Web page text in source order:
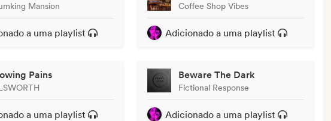
Mansion
a uma playlist
Coffee Shop Vibes
Adicionado a uma playlist
Pains
a uma playlist
Beware The Dark
Fictional Response
Adicionado a uma playlist